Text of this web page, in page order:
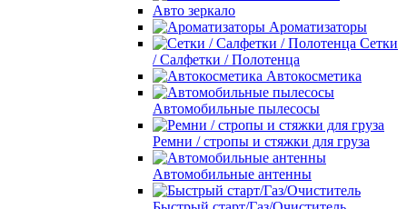
Авто зеркало
Ароматизаторы
Сетки
/ Салфетки / Полотенца
Автокосметика
Автомобильные пылесосы
Ремни / стропы и стяжки для груза
Автомобильные антенны